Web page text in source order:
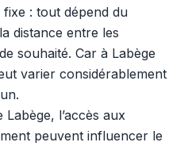
fixe : tout dépend du
distance entre les
souhaité. Car à Labège
varier considérablement
l’accès aux
peuvent influencer le